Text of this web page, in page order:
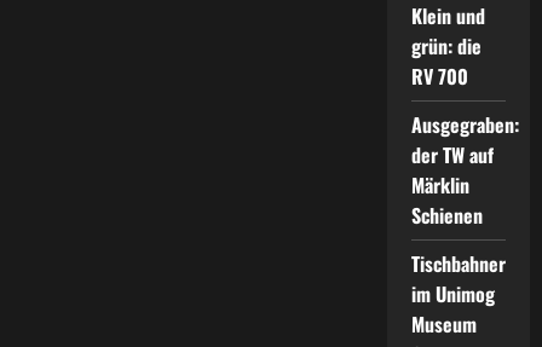
Klein und
grün: die
RV 700
Ausgegraben:
der TW auf
Märklin
Schienen
Tischbahner
im Unimog
Museum